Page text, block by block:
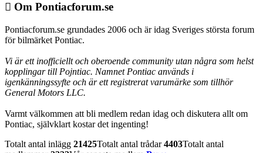
Om Pontiacforum.se
Pontiacforum.se grundades 2006 och är idag Sveriges största forum
för bilmärket Pontiac.
Vi är ett inofficiellt och oberoende community utan några som helst
kopplingar till Pojntiac. Namnet Pontiac används i
igenkänningssyfte och är ett registrerat varumärke som tillhör
General Motors LLC.
Varmt välkommen att bli medlem redan idag och diskutera allt om
Pontiac, självklart kostar det ingenting!
Totalt antal inlägg 21425Totalt antal trådar4403Totalt antal